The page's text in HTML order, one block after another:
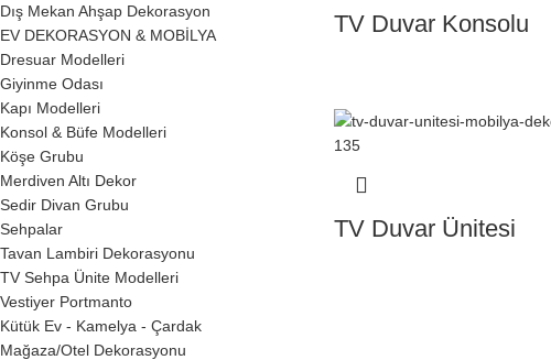
Dış Mekan Ahşap Dekorasyon
EV DEKORASYON & MOBİLYA
Dresuar Modelleri
Giyinme Odası
Kapı Modelleri
Konsol & Büfe Modelleri
Köşe Grubu
Merdiven Altı Dekor
Sedir Divan Grubu
Sehpalar
Tavan Lambiri Dekorasyonu
TV Sehpa Ünite Modelleri
Vestiyer Portmanto
Kütük Ev - Kamelya - Çardak
Mağaza/Otel Dekorasyonu
TV Duvar Konsolu
TV Duvar Ünitesi